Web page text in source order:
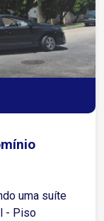
uma suíte
- Piso